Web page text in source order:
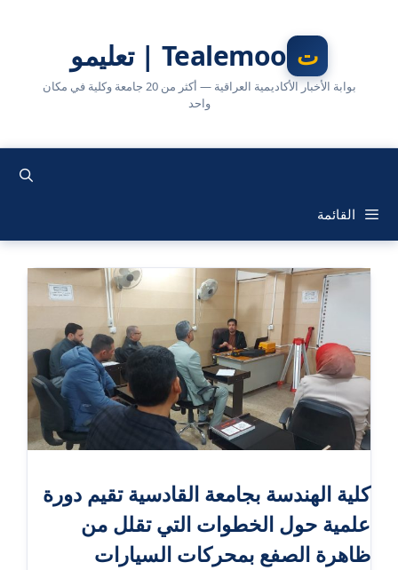
Tealemoo | تعليمو
بوابة الأخبار الأكاديمية العراقية — أكثر من 20 جامعة وكلية في مكان
واحد
القائمة
كلية الهندسة بجامعة القادسية تقيم دورة
علمية حول الخطوات التي تقلل من
ظاهرة الصفع بمحركات السيارات